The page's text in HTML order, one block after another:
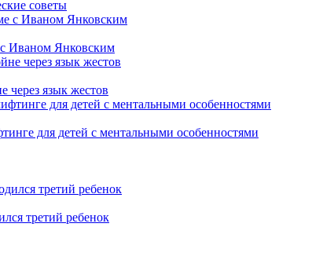
советы
Иваном Янковским
через язык жестов
для детей с ментальными особенностями
третий ребенок